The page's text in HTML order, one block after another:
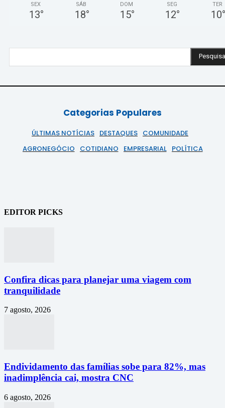
SEX
13°
SÁB
18°
DOM
15°
SEG
12°
TER
10°
Categorias Populares
ÚLTIMAS NOTÍCIAS DESTAQUES COMUNIDADE
AGRONEGÓCIO
COTIDIANO EMPRESARIAL POLÍTICA
EDITOR PICKS
Confira dicas para planejar uma viagem com
tranquilidade
7 agosto, 2026
Endividamento das famílias sobe para 82%, mas
inadimplência cai, mostra CNC
6 agosto, 2026